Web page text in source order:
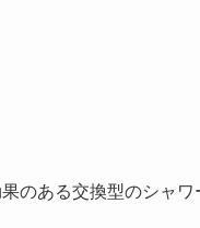
のある交換型のシャ